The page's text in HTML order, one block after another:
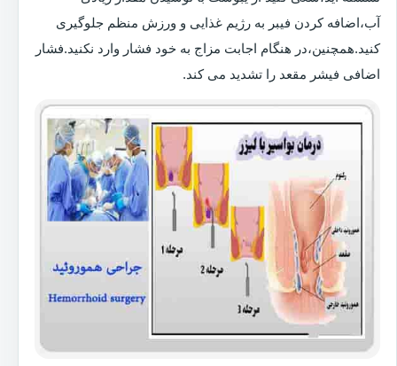
آب،اضافه کردن فیبر به رژیم غذایی و ورزش منظم جلوگیری
کنید.همچنین،در هنگام اجابت مزاج به خود فشار وارد نکنید.فشار
اضافی فیشر مقعد را تشدید می کند.